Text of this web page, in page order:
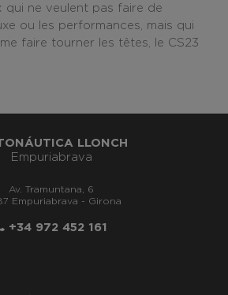
qui ne veulent pas faire de
ou les performances, mais qui
faire tourner les têtes, le CS23
LLONCH
Empuriabrava
Av. Tramuntana, 6
Empuriabrava - Girona
+34 972 452 161